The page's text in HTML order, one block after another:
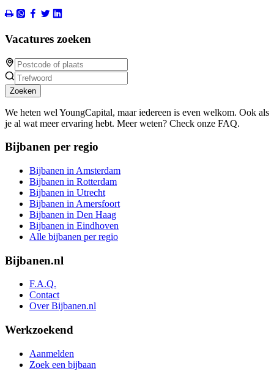
Vacatures zoeken
Zoeken
We heten wel YoungCapital, maar iedereen is even welkom. Ook als
je al wat meer ervaring hebt. Meer weten? Check onze FAQ.
Bijbanen per regio
Bijbanen in Amsterdam
Bijbanen in Rotterdam
Bijbanen in Utrecht
Bijbanen in Amersfoort
Bijbanen in Den Haag
Bijbanen in Eindhoven
Alle bijbanen per regio
Bijbanen.nl
F.A.Q.
Contact
Over Bijbanen.nl
Werkzoekend
Aanmelden
Zoek een bijbaan